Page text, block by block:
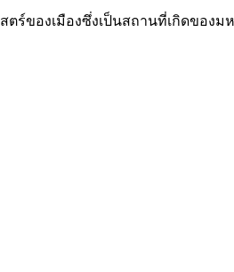
ร์ของเมืองซึ่งเป็นสถานที่เกิดของ